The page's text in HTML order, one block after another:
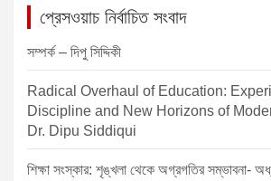
প্রেসওয়াচ নির্বাচিত সংবাদ
সম্পর্ক – দিপু সিদ্দিকী
Radical Overhaul of Education:
Discipline and New Horizons of
Dr. Dipu Siddiqui
শিক্ষা সংস্কার: শৃঙ্খলা থেকে অগ্রগতির সম্ভাবনা-